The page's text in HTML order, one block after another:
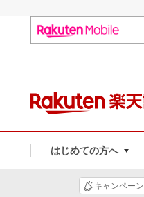
はじめての方へ
キャンペーン